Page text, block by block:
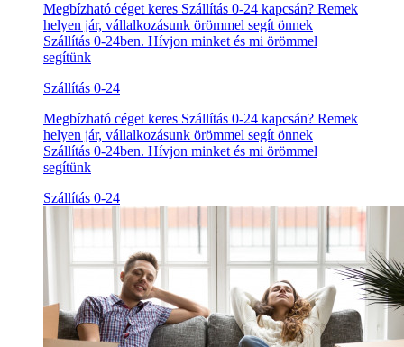
Megbízható céget keres Szállítás 0-24 kapcsán? Remek
helyen jár, vállalkozásunk örömmel segít önnek
Szállítás 0-24ben. Hívjon minket és mi örömmel
segítünk
Szállítás 0-24
Megbízható céget keres Szállítás 0-24 kapcsán? Remek
helyen jár, vállalkozásunk örömmel segít önnek
Szállítás 0-24ben. Hívjon minket és mi örömmel
segítünk
Szállítás 0-24